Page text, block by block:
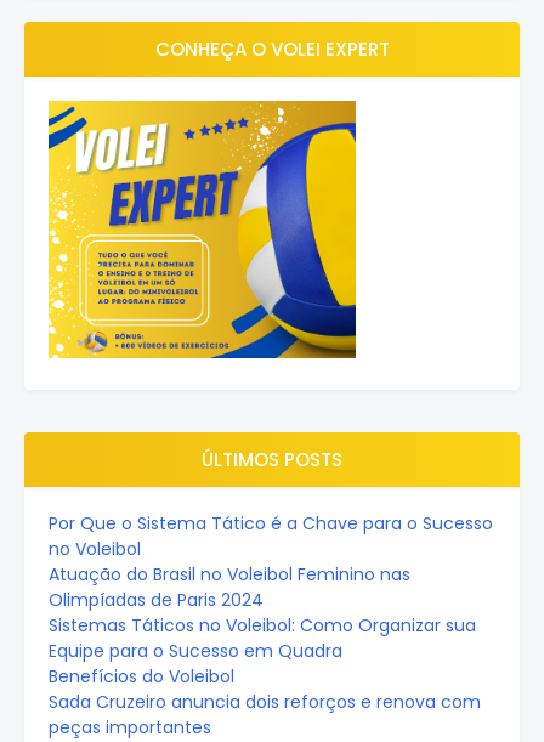
CONHEÇA O VOLEI EXPERT
ÚLTIMOS POSTS
Por Que o Sistema Tático é a Chave para o Sucesso
no Voleibol
Atuação do Brasil no Voleibol Feminino nas
Olimpíadas de Paris 2024
Sistemas Táticos no Voleibol: Como Organizar sua
Equipe para o Sucesso em Quadra
Benefícios do Voleibol
Sada Cruzeiro anuncia dois reforços e renova com
peças importantes